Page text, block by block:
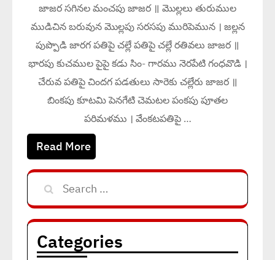
జాజర సగినల మంచపు జాజర ॥ మొల్లలు తురుముల
ముడిచిన బరువున మొల్లపు సరసపు మురిపెమున । జల్లన
పుప్పొడి జారగ పతిపై చల్లే పతిపై చల్లే రతివలు జాజర ॥
భారపు కుచముల పైపై కడు సిం- గారము నెరపేటి గంధవొడి ।
చేరువ పతిపై చిందగ పడతులు సారెకు చల్లేరు జాజర ॥
బింకపు కూటమి పెనగేటి చెమటల పంకపు పూతల
పరిమళము । వేంకటపతిపై …
Read More
Search
for:
Categories